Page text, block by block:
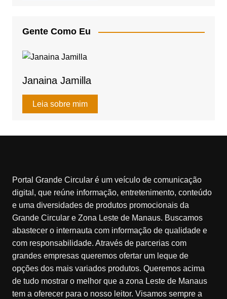
p
p
o
o
Gente Como Eu
Janaina Jamilla
Leia sobre mim
Portal Grande Circular é um veículo de comunicação
digital, que reúne informação, entretenimento, conteúdo
e uma diversidades de produtos promocionais da
Grande Circular e Zona Leste de Manaus. Buscamos
abastecer o internauta com informação de qualidade e
com responsabilidade. Através de parcerias com
grandes empresas queremos ofertar um leque de
opções dos mais variados produtos. Queremos acima
de tudo mostrar o melhor que a zona Leste de Manaus
tem a oferecer para o nosso leitor. Visamos sempre a